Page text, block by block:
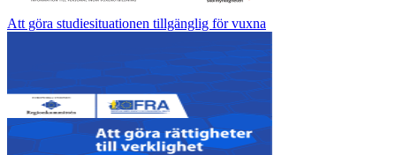
Att göra studiesituationen tillgänglig för vuxna